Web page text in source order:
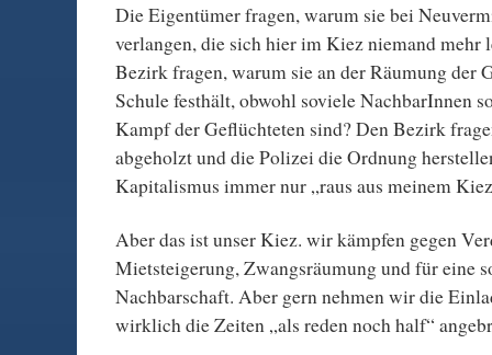
Die Eigentümer fragen, warum sie bei
verlangen, die sich hier im Kiez niemand mehr
Bezirk fragen, warum sie an der Räumung der
Schule festhält, obwohl soviele NachbarInnen
Kampf der Geflüchteten sind? Den Bezirk
abgeholzt und die Polizei die Ordnung
Kapitalismus immer nur „raus aus meinem
Aber das ist unser Kiez. wir kämpfen gegen
Mietsteigerung, Zwangsräumung und für eine
Nachbarschaft. Aber gern nehmen wir die
wirklich die Zeiten „als reden noch half“